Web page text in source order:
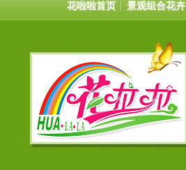
花啦啦首页 景观组合花卉